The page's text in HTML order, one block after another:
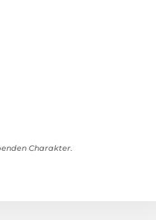
Charakter.